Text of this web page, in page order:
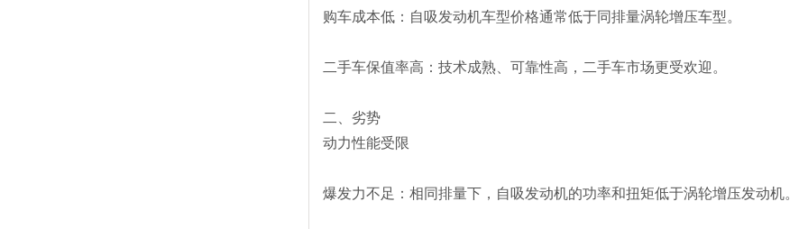
购车成本低：自吸发动机车型价格通常低于同排量涡轮增压车型。
二手车保值率高：技术成熟、可靠性高，二手车市场更受欢迎。
二、劣势
动力性能受限
爆发力不足：相同排量下，自吸发动机的功率和扭矩低于涡轮增压发动机。